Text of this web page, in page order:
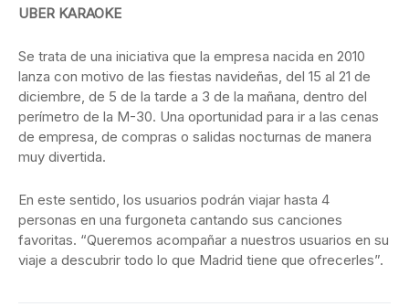
UBER KARAOKE
Se trata de una iniciativa que la empresa nacida en 2010
lanza con motivo de las fiestas navideñas, del 15 al 21 de
diciembre, de 5 de la tarde a 3 de la mañana, dentro del
perímetro de la M-30. Una oportunidad para ir a las cenas
de empresa, de compras o salidas nocturnas de manera
muy divertida.
En este sentido, los usuarios podrán viajar hasta 4
personas en una furgoneta cantando sus canciones
favoritas. “Queremos acompañar a nuestros usuarios en su
viaje a descubrir todo lo que Madrid tiene que ofrecerles”.